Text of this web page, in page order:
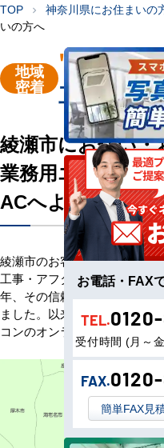
TOP chevron_right 神奈川県にお住まいの
いの方へ
地域
密着
"綾瀬市"
工事を承
綾瀬市にお住い
業務用エアコン
ACへようこそ
綾瀬市のお客様へ業務用エア
工事・アフターサービスまで
年、その信頼を基に空調のネ
ました。以来、皆様にご信頼
コンのオンラインショップで
お電話・FAX
TEL.
受付時間 (月～
FAX.
簡単FAX見